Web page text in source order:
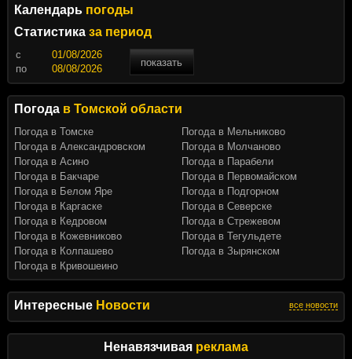
Интересные Новости все новости
Ненавязчивая реклама
Календарь погоды
Статистика за период
c
показать
по
Погода в Томской области
Погода в Томске
Погода в Александровском
Погода в Асино
Погода в Бакчаре
Погода в Белом Яре
Погода в Каргаске
Погода в Кедровом
Погода в Кожевниково
Погода в Колпашево
Погода в Кривошеино
Погода в Мельниково
Погода в Молчаново
Погода в Парабели
Погода в Первомайском
Погода в Подгорном
Погода в Северске
Погода в Стрежевом
Погода в Тегульдете
Погода в Зырянском